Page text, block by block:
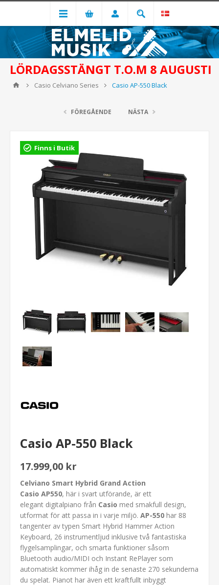
LÖRDAGSSTÄNGT T.O.M 8 AUGUSTI
Casio Celviano Series Casio AP-550 Black
FÖREGÅENDE NÄSTA
Finns i Butik
Casio AP-550 Black
17.999,00 kr
Celviano Smart Hybrid Grand Action
Casio AP550, här i svart utförande, är ett
elegant digitalpiano från Casio med smakfull design,
utformat för att passa in i varje miljö. AP-550 har 88
tangenter av typen Smart Hybrid Hammer Action
Keyboard, 26 instrumentljud inklusive två fantastiska
flygelsamplingar, och smarta funktioner såsom
Bluetooth audio/MIDI och Instant RePlayer som
automatiskt kommer ihåg in de senaste 270 sekunderna
du spelat. Pianot har även ett kraftfullt inbyggt